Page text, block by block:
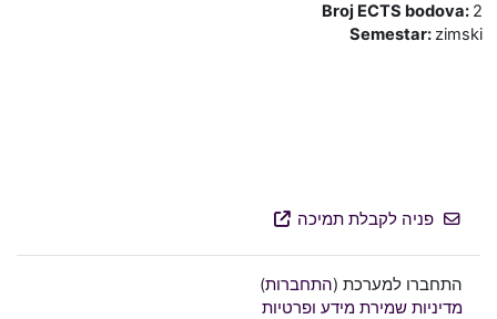
Broj ECTS bodova: 2
Semestar:zimski
פניה לקבלת תמיכה
התחברו למערכת (התחברות)
מדיניות שמירת מידע ופרטיות